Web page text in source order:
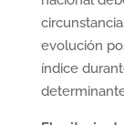
evolución
índice